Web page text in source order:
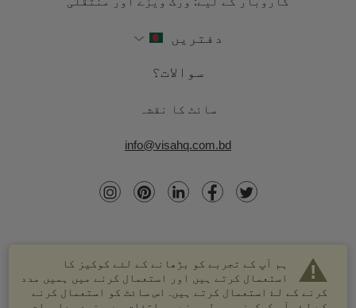
ہم آپ کے تجربے کو بڑھانے کے لئے کوکیز کا
استعمال کرتے ہیں اور استعمال کرنے میں ہمیں مدد
کرنے کے لۓ استعمال کرتے ہیں. اس سائٹ کو استعمال کرنے
دفتریں
سوالات؟
سائٹ کا نقشہ
info@visahq.com.bd